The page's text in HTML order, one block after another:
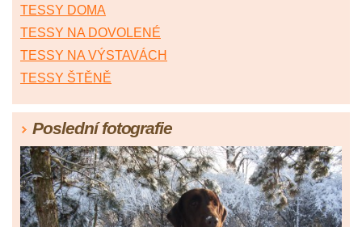
TESSY DOMA
TESSY NA DOVOLENÉ
TESSY NA VÝSTAVÁCH
TESSY ŠTĚNĚ
Poslední fotografie